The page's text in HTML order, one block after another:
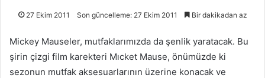
27 Ekim 2011 Son güncelleme: 27 Ekim 2011 Bir dakikadan az
Mickey Mauseler, mutfaklarımızda da şenlik yaratacak. Bu
şirin çizgi film karekteri Mıcket Mause, önümüzde ki
sezonun mutfak aksesuarlarının üzerine konacak ve